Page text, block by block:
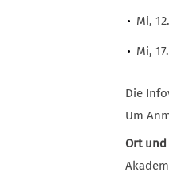
Mi,
Mi,
Die
Um
Ort